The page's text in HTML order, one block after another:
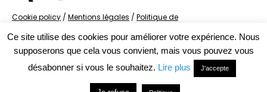
Cookie policy / Mentions légales / Politique de
la Sécurité
Ce site utilise des cookies pour améliorer votre expérience. Nous
supposerons que cela vous convient, mais vous pouvez vous
désabonner si vous le souhaitez. Lire plus J'accepte